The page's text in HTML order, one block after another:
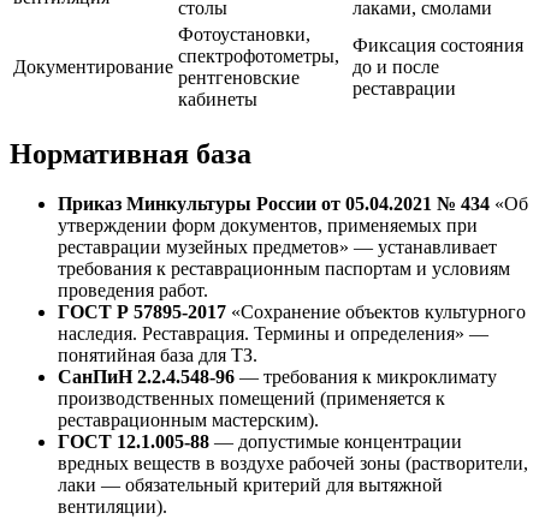
столы
лаками, смолами
Документирование
Фотоустановки,
спектрофотометры,
рентгеновские
кабинеты
Фиксация состояния
до и после
реставрации
Нормативная база
Приказ Минкультуры России от 05.04.2021 № 434 «Об
утверждении форм документов, применяемых при
реставрации музейных предметов» — устанавливает
требования к реставрационным паспортам и условиям
проведения работ.
ГОСТ Р 57895-2017 «Сохранение объектов культурного
наследия. Реставрация. Термины и определения» —
понятийная база для ТЗ.
СанПиН 2.2.4.548-96 — требования к микроклимату
производственных помещений (применяется к
реставрационным мастерским).
ГОСТ 12.1.005-88 — допустимые концентрации
вредных веществ в воздухе рабочей зоны (растворители,
лаки — обязательный критерий для вытяжной
вентиляции).